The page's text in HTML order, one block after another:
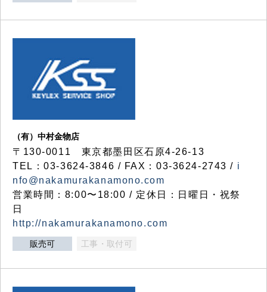
（有）中村金物店
〒130-0011 東京都墨田区石原4-26-13
TEL：03-3624-3846 / FAX：03-3624-2743 / i
nfo@nakamurakanamono.com
営業時間：8:00〜18:00 / 定休日：日曜日・祝祭
日
http://nakamurakanamono.com
販売可 工事・取付可